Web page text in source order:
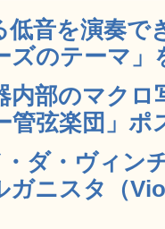
低音を演奏
ズのテーマ
内部のマクロ
管弦楽団」ポ
ダ・ヴィン
ガニスタ（